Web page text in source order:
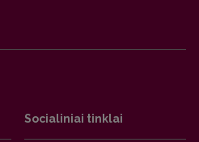
Socialiniai tinklai